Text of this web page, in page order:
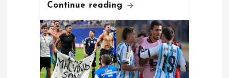
Continue reading